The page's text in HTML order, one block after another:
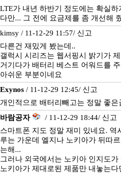
LTE가 내년 하반기 정도에는 확실하
다만... 그 전에 요금제를 좀 개선해
kimsy / 11-12-29 11:57/ 신고
다른건 재밌게 봤는데..
갤럭시 시리즈는 웹서핑시 밝기가
거기다가 배터리 베스트 어워드를
아쉬운 부분이네요
Exynos / 11-12-29 12:45/ 신고
개인적으로 배터리빼고는 정말 좋은
바람공자
/ 11-12-29 18:44/ 신고
스마트폰 지도 정말 재미 있네요. 역
루는 가운데 엘지나 노키아가 뒤따
는해...
그러나 외국에서는 노키아 인지도
노키아가 제대로된 제품만 내놓는